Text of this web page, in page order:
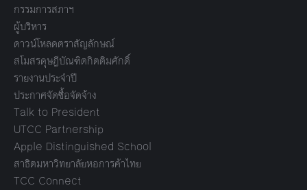
กรรมการสภาฯ
ผู้บริหาร
ดาวน์โหลดตราสัญลักษณ์
สโมสรดุษฎีบัณฑิตกิตติมศักดิ์
รายงานประจำปี
ประกาศจัดซื้อจัดจ้าง
Talk to President
UTCC Partnership
Apple Distinguished School
สาธิตมหาวิทยาลัยหอการค้าไทย
TCC Connect